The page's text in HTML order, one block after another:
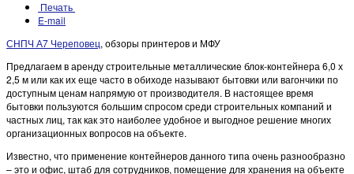
Печать
E-mail
СНПЧ А7 Череповец, обзоры принтеров и МФУ
Предлагаем в аренду строительные металлические блок-контейнера 6,0 х
2,5 м или как их еще часто в обиходе называют бытовки или вагончики по
доступным ценам напрямую от производителя. В настоящее время
бытовки пользуются большим спросом среди строительных компаний и
частных лиц, так как это наиболее удобное и выгодное решение многих
организационных вопросов на объекте.
Известно, что применение контейнеров данного типа очень разнообразно
– это и офис, штаб для сотрудников, помещение для хранения на объекте